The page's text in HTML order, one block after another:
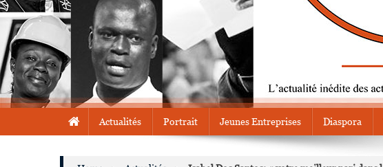
Actualités Portrait Jeunes Entreprises Diaspora